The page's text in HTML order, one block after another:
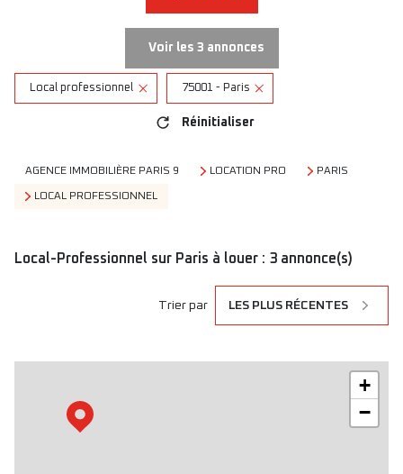
Voir les 3 annonces
Local professionnel 75001 - Paris
Réinitialiser
AGENCE IMMOBILIÈRE PARIS 9 LOCATION PRO PARIS
LOCAL PROFESSIONNEL
Local-Professionnel sur Paris à louer : 3 annonce(s)
Trier par LES PLUS RÉCENTES
+
−